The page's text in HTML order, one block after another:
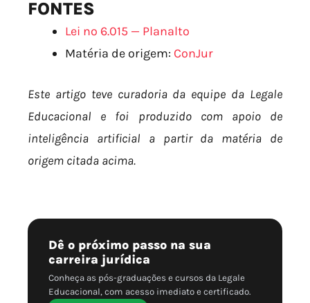
FONTES
Lei nº 6.015 — Planalto
Matéria de origem: ConJur
Este artigo teve curadoria da equipe da Legale
Educacional e foi produzido com apoio de
inteligência artificial a partir da matéria de
origem citada acima.
Dê o próximo passo na sua
carreira jurídica
Conheça as pós-graduações e cursos da Legale
Educacional, com acesso imediato e certificado.